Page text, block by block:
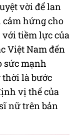
vời để lan
cảm hứng cho
tiềm lực của
Việt Nam đến
sức mạnh
thời là bước
vị thế của
nữ trên bản